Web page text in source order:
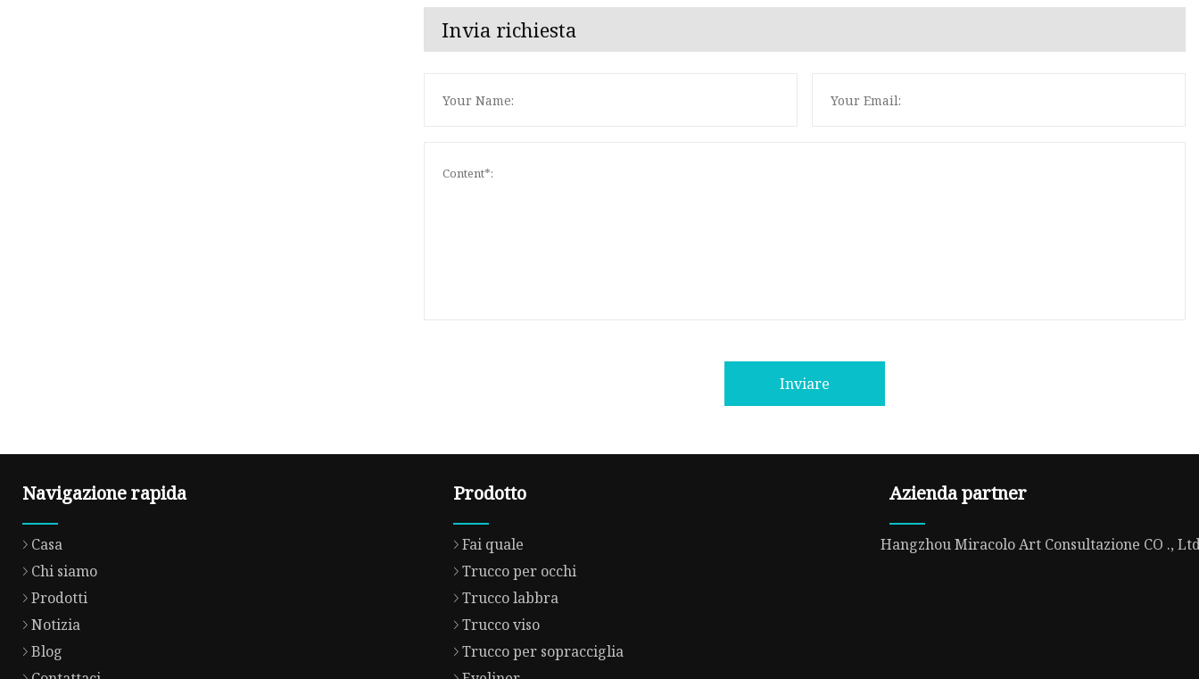
Invia richiesta
Inviare
Navigazione rapida
Casa
Chi siamo
Prodotti
Notizia
Blog
Prodotto
Fai quale
Trucco per occhi
Trucco labbra
Trucco viso
Trucco per sopracciglia
Azienda partner
Hangzhou Miracolo Art Consultazione CO .,